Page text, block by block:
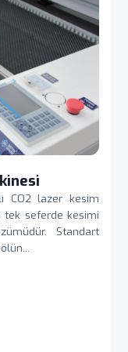
CO2 lazer kesim
seferde kesimi
Standart